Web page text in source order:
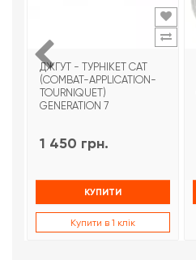
ДЖГУТ - ТУРНІКЕТ CAT
(COMBAT-APPLICATION-
TOURNIQUET)
GENERATION 7
1 450 грн.
КУПИТИ
Купити в 1 клік